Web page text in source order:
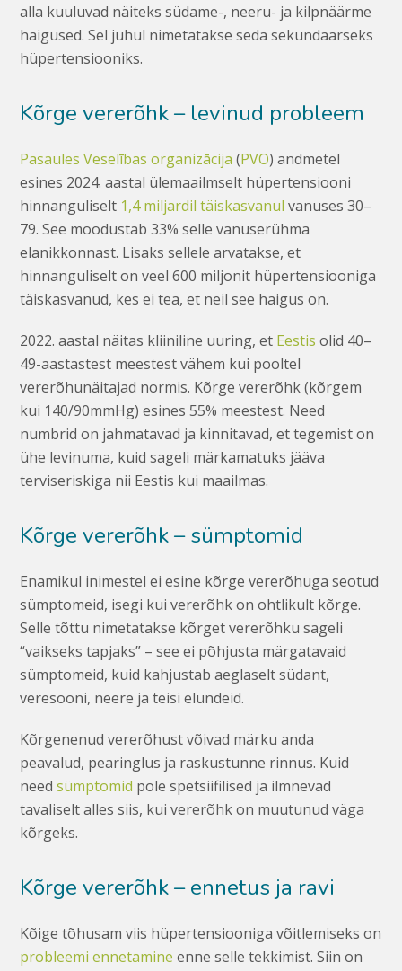
alla kuuluvad näiteks südame-, neeru- ja kilpnäärme
haigused. Sel juhul nimetatakse seda sekundaarseks
hüpertensiooniks.
Kõrge vererõhk – levinud probleem
Pasaules Veselības organizācija (PVO) andmetel
esines 2024. aastal ülemaailmselt hüpertensiooni
hinnanguliselt 1,4 miljardil täiskasvanul vanuses 30–
79. See moodustab 33% selle vanuserühma
elanikkonnast. Lisaks sellele arvatakse, et
hinnanguliselt on veel 600 miljonit hüpertensiooniga
täiskasvanud, kes ei tea, et neil see haigus on.
2022. aastal näitas kliiniline uuring, et Eestis olid 40–
49-aastastest meestest vähem kui pooltel
vererõhunäitajad normis. Kõrge vererõhk (kõrgem
kui 140/90mmHg) esines 55% meestest. Need
numbrid on jahmatavad ja kinnitavad, et tegemist on
ühe levinuma, kuid sageli märkamatuks jääva
terviseriskiga nii Eestis kui maailmas.
Kõrge vererõhk – sümptomid
Enamikul inimestel ei esine kõrge vererõhuga seotud
sümptomeid, isegi kui vererõhk on ohtlikult kõrge.
Selle tõttu nimetatakse kõrget vererõhku sageli
“vaikseks tapjaks” – see ei põhjusta märgatavaid
sümptomeid, kuid kahjustab aeglaselt südant,
veresooni, neere ja teisi elundeid.
Kõrgenenud vererõhust võivad märku anda
peavalud, pearinglus ja raskustunne rinnus. Kuid
needsümptomid pole spetsiifilised ja ilmnevad
tavaliselt alles siis, kui vererõhk on muutunud väga
kõrgeks.
Kõrge vererõhk – ennetus ja ravi
Kõige tõhusam viis hüpertensiooniga võitlemiseks on
probleemi ennetamine enne selle tekkimist. Siin on